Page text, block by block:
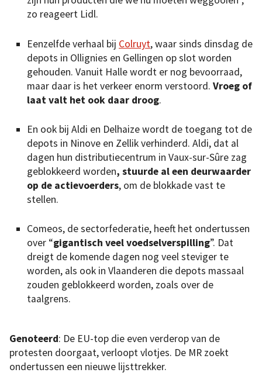
zo reageert Lidl.
Eenzelfde verhaal bij Colruyt, waar sinds dinsdag de
depots in Ollignies en Gellingen op slot worden
gehouden. Vanuit Halle wordt er nog bevoorraad,
maar daar is het verkeer enorm verstoord. Vroeg of
laat valt het ook daar droog.
En ook bij Aldi en Delhaize wordt de toegang tot de
depots in Ninove en Zellik verhinderd. Aldi, dat al
dagen hun distributiecentrum in Vaux-sur-Sûre zag
geblokkeerd worden, stuurde al een deurwaarder
op de actievoerders, om de blokkade vast te
stellen.
Comeos, de sectorfederatie, heeft het ondertussen
over “gigantisch veel voedselverspilling”. Dat
dreigt de komende dagen nog veel steviger te
worden, als ook in Vlaanderen die depots massaal
zouden geblokkeerd worden, zoals over de
taalgrens.
Genoteerd: De EU-top die even verderop van de
protesten doorgaat, verloopt vlotjes. De MR zoekt
ondertussen een nieuwe lijsttrekker.